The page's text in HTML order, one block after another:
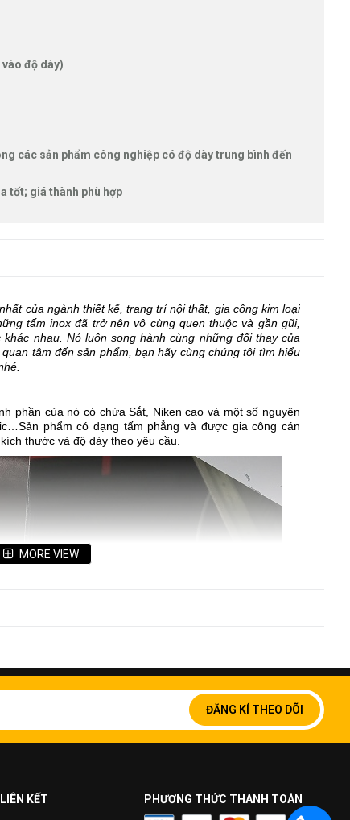
độ dày)
các sản phẩm công nghiệp có độ dày trung bình đến
tốt; giá thành phù hợp
của ngành thiết kế, trang trí nội thất, gia công kim loại
tấm inox đã trở nên vô cùng quen thuộc và gần gũi,
nhau. Nó luôn song hành cùng những đổi thay của
tâm đến sản phẩm, bạn hãy cùng chúng tôi tìm hiểu
phần của nó có chứa Sắt, Niken cao và một số nguyên
phẩm có dạng tấm phẳng và được gia công cán
thước và độ dày theo yêu cầu.
MORE VIEW
ĐĂNG KÍ THEO DÕI
KẾT PHƯƠNG THỨC THANH TOÁN